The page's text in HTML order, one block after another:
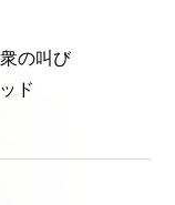
の叫び
ド